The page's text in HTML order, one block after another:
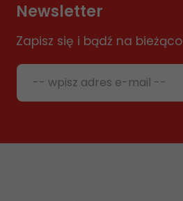
Newsletter
Zapisz się i bądź na bieżąco
-- wpisz adres e-mail --